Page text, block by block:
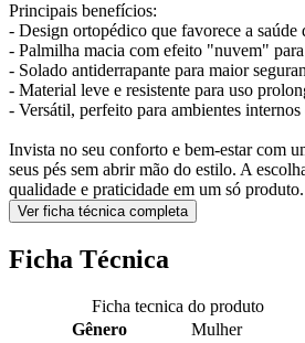
Principais benefícios:
- Design ortopédico que favorece a saúde
- Palmilha macia com efeito "nuvem"
- Solado antiderrapante para maior
- Material leve e resistente para uso
- Versátil, perfeito para ambientes internos
Invista no seu conforto e bem-estar com
seus pés sem abrir mão do estilo. A
qualidade e praticidade em um só produto.
Ver ficha técnica completa
Ficha Técnica
Ficha tecnica do produto
Gênero
Mulher